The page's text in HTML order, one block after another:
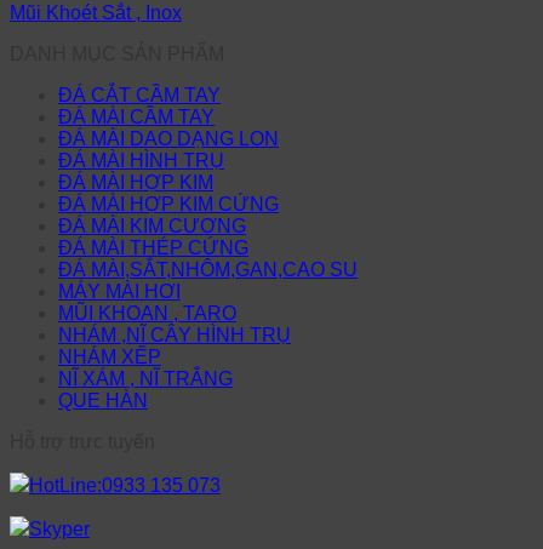
Mũi Khoét Sắt , Inox
ĐÁ CẮT CẦM TAY
ĐÁ MÀI CẦM TAY
ĐÁ MÀI DAO DẠNG LON
ĐÁ MÀI HÌNH TRỤ
ĐÁ MÀI HỢP KIM
ĐÁ MÀI HỢP KIM CỨNG
ĐÁ MÀI KIM CƯƠNG
ĐÁ MÀI THÉP CỨNG
ĐÁ MÀI,SẮT,NHÔM,GAN,CAO SU
MÁY MÀI HƠI
MŨI KHOAN , TARO
NHÁM ,NĨ CÂY HÌNH TRỤ
NHÁM XẾP
NĨ XÁM , NĨ TRẮNG
QUE HÀN
HotLine:0933 135 073
Skyper